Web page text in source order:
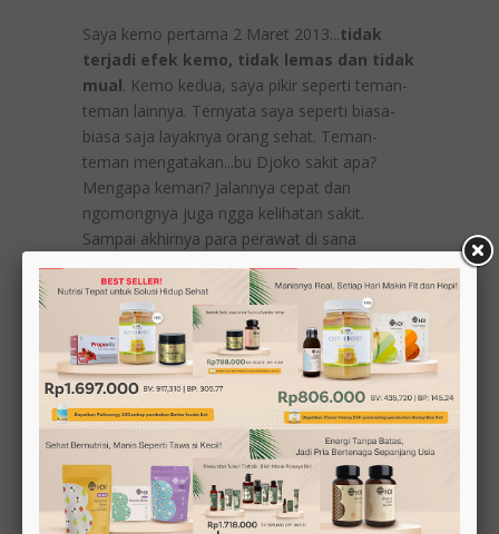
Saya kemo pertama 2 Maret 2013...tidak
terjadi efek kemo, tidak lemas dan tidak
mual. Kemo kedua, saya pikir seperti teman-
teman lainnya. Ternyata saya seperti biasa-
biasa saja layaknya orang sehat. Teman-
teman mengatakan...bu Djoko sakit apa?
Mengapa kemari? Jalannya cepat dan
ngomongnya juga ngga kelihatan sakit.
Sampai akhirnya para perawat di sana
mengatakan saya bukan kemo tapi
darmawisata ke rumah sakit he..he..he.
Setelah kemo 8 kali sebulan kemudian bersih
atau negatif, 3 bulan berikutnya saya cek lagi
juga bersih. Kemudian saya CT Scan hasilnya
juga bersih. Setahun kemudian, saya MRI di
RS Panti Rapih karena di Sardjito tidak ada.
Selama satu jam MRI, hasilnya negatif.
Ketahuan ada saraf saya yang terjepit, saya
diberikan obat parasetamol dan diasepam 2x